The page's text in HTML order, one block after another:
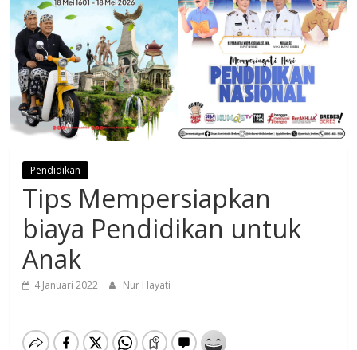
Pendidikan
Tips Mempersiapkan
biaya Pendidikan untuk
Anak
4 Januari 2022 Nur Hayati